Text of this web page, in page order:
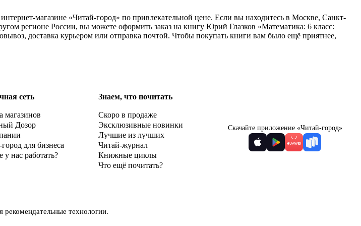
магазине «Читай-город» по привлекательной цене. Если вы находитесь в Москве, Санкт-
регионе России, вы можете оформить заказ на книгу Юрий Глазков «Математика: 6 класс:
доставка курьером или отправка почтой. Чтобы покупать книги вам было ещё приятнее,
сеть
магазинов
Дозор
для бизнеса
у нас работать?
Знаем, что почитать
Скоро в продаже
Эксклюзивные новинки
Лучшие из лучших
Читай-журнал
Книжные циклы
Что ещё почитать?
рекомендательные технологии.
Скачайте приложение «Читай-город»